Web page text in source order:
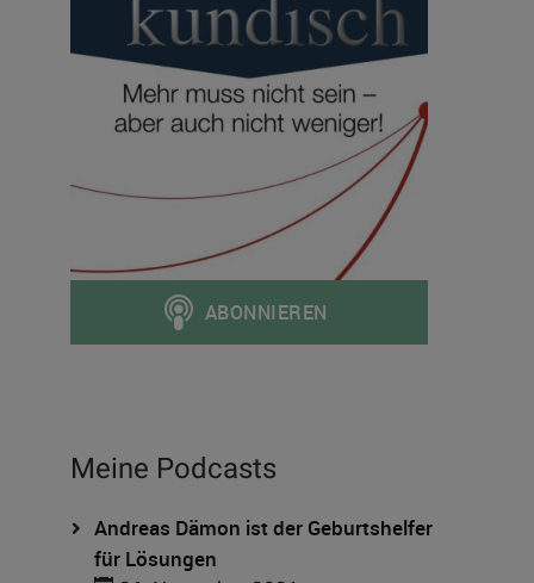
Meine Podcasts
Andreas Dämon ist der Geburtshelfer
für Lösungen